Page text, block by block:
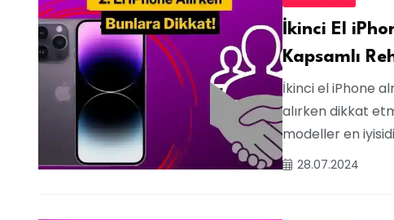
İkinci El
Kapsamlı
İkinci el iPhone
alırken dikkat
modeller en
28.07.2024